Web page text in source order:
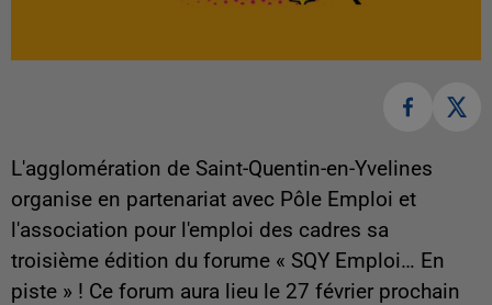
L'agglomération de Saint-Quentin-en-Yvelines
organise en partenariat avec Pôle Emploi et
l'association pour l'emploi des cadres sa
troisième édition du forume « SQY Emploi… En
piste » ! Ce forum aura lieu le 27 février prochain